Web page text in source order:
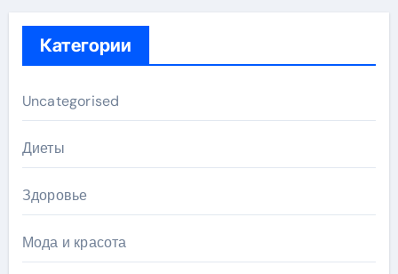
Категории
Uncategorised
Диеты
Здоровье
Мода и красота